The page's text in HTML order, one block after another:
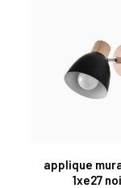
applique
1xe27